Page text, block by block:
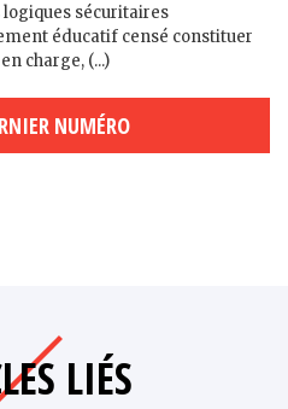
sécuritaires
éducatif censé constituer
charge, (...)
NUMÉRO
LIÉS